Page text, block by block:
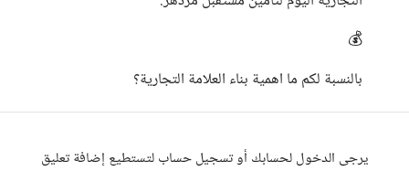
💰
بالنسبة لكم ما اهمية بناء العلامة التجارية؟
يرجى الدخول لحسابك أو تسجيل حساب لتستطيع إضافة تعليق